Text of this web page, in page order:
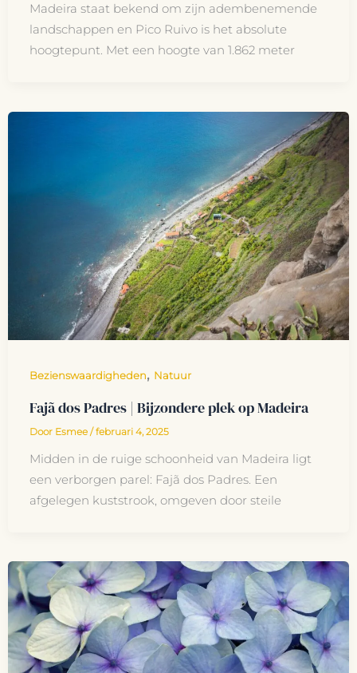
Madeira staat bekend om zijn adembenemende
landschappen en Pico Ruivo is het absolute
hoogtepunt. Met een hoogte van 1.862 meter
Bezienswaardigheden, Natuur
Fajã dos Padres | Bijzondere plek op Madeira
Door Esmee/februari 4, 2025
Midden in de ruige schoonheid van Madeira ligt
een verborgen parel: Fajã dos Padres. Een
afgelegen kuststrook, omgeven door steile